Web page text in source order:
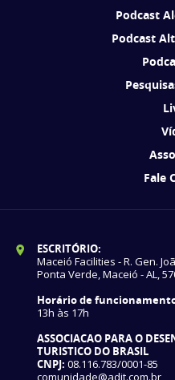
Podcast
Podcast
Fale
ESCRITÓRIO:
Maceió Facilities - R. Gen.
Ponta Verde, Maceió - AL,
Horário de
13h às 17h
ASSOCIACAO PARA O
TURISTICO DO BRASIL
CNPJ: 08.116.783/0001-85
comunidade@adit.com.br